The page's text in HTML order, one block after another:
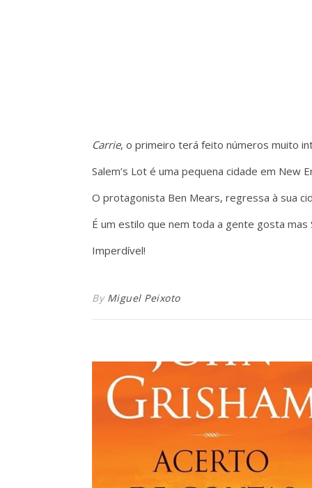
Carrie, o primeiro terá feito números muito
Salem’s Lot é uma pequena cidade em New
O protagonista Ben Mears, regressa à sua
É um estilo que nem toda a gente gosta
Imperdível!
By Miguel Peixoto